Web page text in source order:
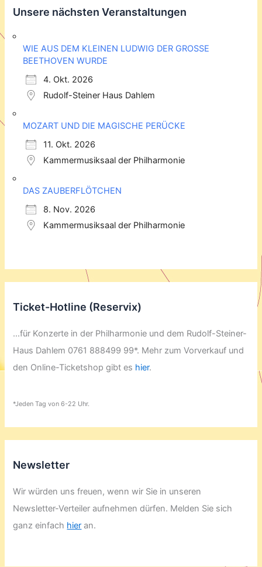
Unsere nächsten Veranstaltungen
WIE AUS DEM KLEINEN LUDWIG DER GROSSE
BEETHOVEN WURDE
4. Okt. 2026
Rudolf-Steiner Haus Dahlem
MOZART UND DIE MAGISCHE PERÜCKE
11. Okt. 2026
Kammermusiksaal der Philharmonie
DAS ZAUBERFLÖTCHEN
8. Nov. 2026
Kammermusiksaal der Philharmonie
Ticket-Hotline (Reservix)
...für Konzerte in der Philharmonie und dem Rudolf-Steiner-
Haus Dahlem 0761 888499 99*. Mehr zum Vorverkauf und
den Online-Ticketshop gibt es hier.
*Jeden Tag von 6-22 Uhr.
Newsletter
Wir würden uns freuen, wenn wir Sie in unseren
Newsletter-Verteiler aufnehmen dürfen. Melden Sie sich
ganz einfach hier an.